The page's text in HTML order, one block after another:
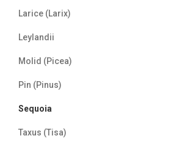
Larice (Larix)
Leylandii
Molid (Picea)
Pin (Pinus)
Sequoia
Taxus (Tisa)